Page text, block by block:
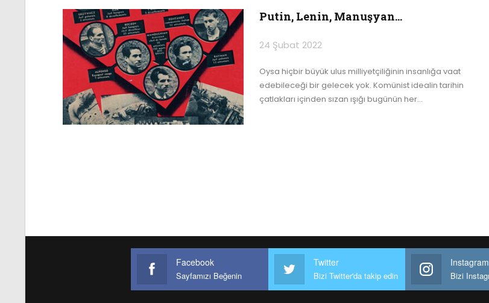
Putin, Lenin, Manuşyan…
24 Şubat 2022
Oysa hiçbir büyük ulus milliyetçiliğinin insanlığa vaat
edebileceği bir gelecek yok. Komünist idealin tarihin
çatlakları içinden sızan ışığı bugünün her…
Facebook
Sayfamızı Beğenin
Twitter
Bizi Twitter'da takip edin
Instagram